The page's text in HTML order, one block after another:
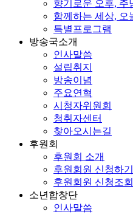
향기로운 오후, 주
함께하는 세상, 오
특별프로그램
방송국소개
인사말씀
설립취지
방송이념
주요연혁
시청자위원회
청취자센터
찾아오시는길
후원회
후원회 소개
후원회원 신청하기
후원회원 신청조회
소년합창단
인사말씀